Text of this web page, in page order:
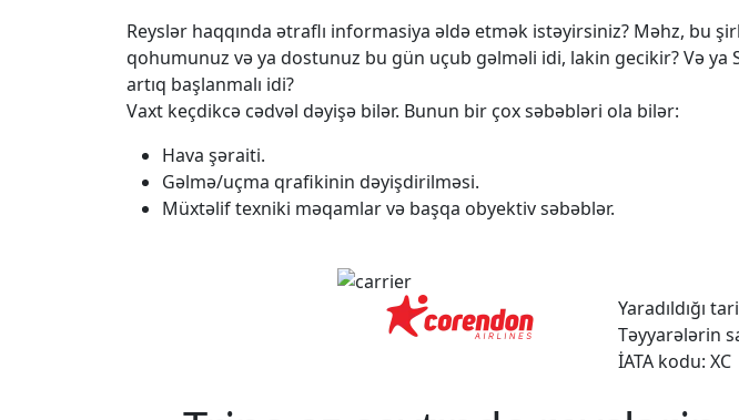
Reyslər haqqında ətraflı informasiya əldə etmək istəyirsiniz? Məhz, bu
qohumunuz və ya dostunuz bu gün uçub gəlməli idi, lakin gecikir? Və ya
artıq başlanmalı idi?
Vaxt keçdikcə cədvəl dəyişə bilər. Bunun bir çox səbəbləri ola bilər:
Hava şəraiti.
Gəlmə/uçma qrafikinin dəyişdirilməsi.
Müxtəlif texniki məqamlar və başqa obyektiv səbəblər.
Yaradıldığı
Təyyarələrin
İATA kodu: XC